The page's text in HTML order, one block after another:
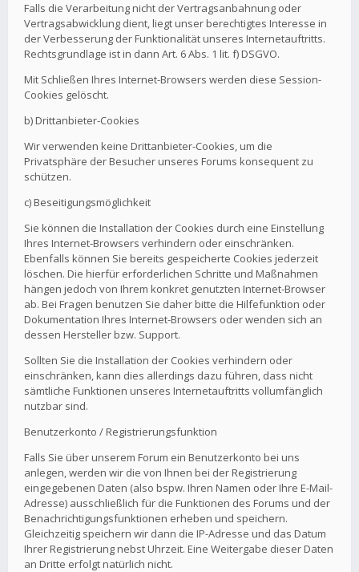
Falls die Verarbeitung nicht der Vertragsanbahnung oder
Vertragsabwicklung dient, liegt unser berechtigtes Interesse in
der Verbesserung der Funktionalität unseres Internetauftritts.
Rechtsgrundlage ist in dann Art. 6 Abs. 1 lit. f) DSGVO.
Mit Schließen Ihres Internet-Browsers werden diese Session-
Cookies gelöscht.
b) Drittanbieter-Cookies
Wir verwenden keine Drittanbieter-Cookies, um die
Privatsphäre der Besucher unseres Forums konsequent zu
schützen.
c) Beseitigungsmöglichkeit
Sie können die Installation der Cookies durch eine Einstellung
Ihres Internet-Browsers verhindern oder einschränken.
Ebenfalls können Sie bereits gespeicherte Cookies jederzeit
löschen. Die hierfür erforderlichen Schritte und Maßnahmen
hängen jedoch von Ihrem konkret genutzten Internet-Browser
ab. Bei Fragen benutzen Sie daher bitte die Hilfefunktion oder
Dokumentation Ihres Internet-Browsers oder wenden sich an
dessen Hersteller bzw. Support.
Sollten Sie die Installation der Cookies verhindern oder
einschränken, kann dies allerdings dazu führen, dass nicht
sämtliche Funktionen unseres Internetauftritts vollumfänglich
nutzbar sind.
Benutzerkonto / Registrierungsfunktion
Falls Sie über unserem Forum ein Benutzerkonto bei uns
anlegen, werden wir die von Ihnen bei der Registrierung
eingegebenen Daten (also bspw. Ihren Namen oder Ihre E-Mail-
Adresse) ausschließlich für die Funktionen des Forums und der
Benachrichtigungsfunktionen erheben und speichern.
Gleichzeitig speichern wir dann die IP-Adresse und das Datum
Ihrer Registrierung nebst Uhrzeit. Eine Weitergabe dieser Daten
an Dritte erfolgt natürlich nicht.